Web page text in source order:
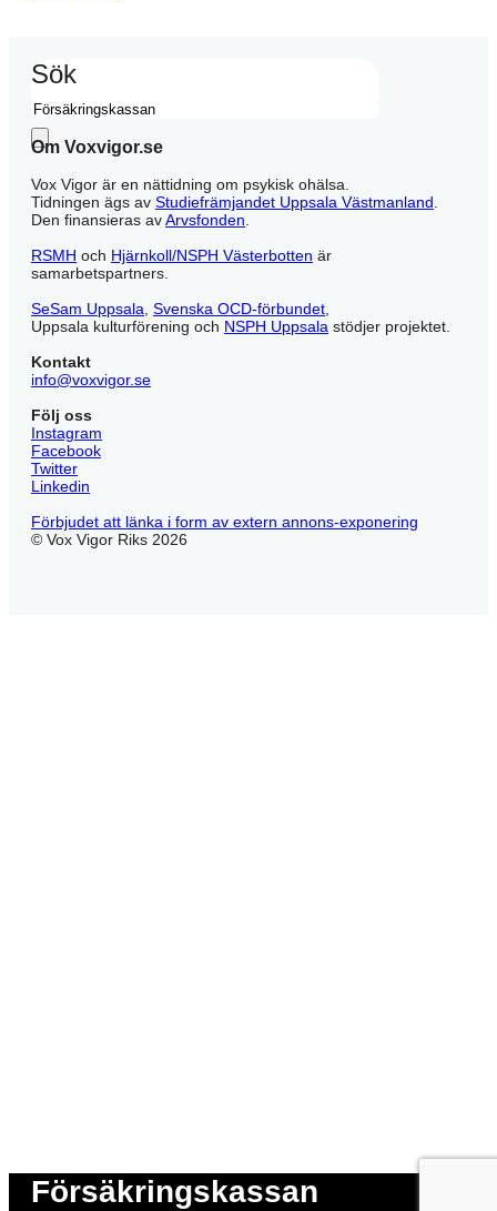
Sök
Om Voxvigor.se
Vox Vigor är en nättidning om psykisk ohälsa.
Tidningen ägs av Studiefrämjandet Uppsala Västmanland.
Den finansieras avArvsfonden.
RSMH och Hjärnkoll/NSPH Västerbotten är
samarbetspartners.
SeSam Uppsala, Svenska OCD-förbundet,
Uppsala kulturförening och NSPH Uppsala stödjer projektet.
Kontakt
info@voxvigor.se
Följ oss
Instagram
Facebook
Twitter
Linkedin
Förbjudet att länka i form av extern annons-exponering
© Vox Vigor Riks 2026
Försäkringskassan